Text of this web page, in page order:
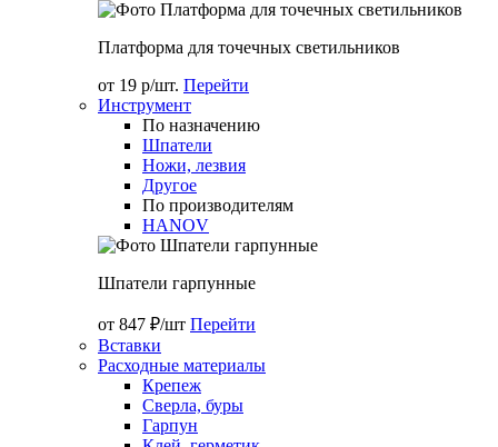
Платформа для точечных светильников
от 19 р/шт. Перейти
Инструмент
По назначению
Шпатели
Ножи, лезвия
Другое
По производителям
HANOV
Шпатели гарпунные
от 847 ₽/шт Перейти
Вставки
Расходные материалы
Крепеж
Сверла, буры
Гарпун